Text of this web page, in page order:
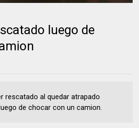
luego de
rescatado al quedar atrapado
de chocar con un camion.